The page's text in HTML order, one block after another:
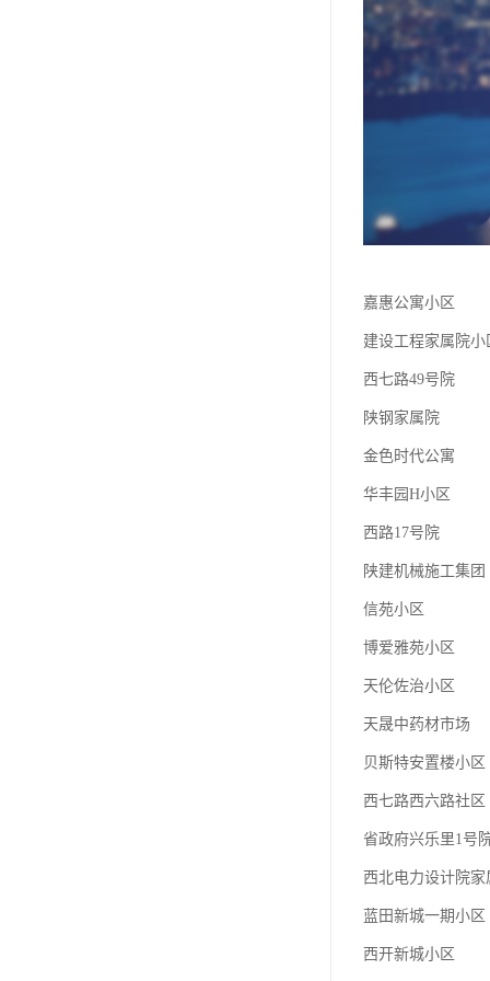
嘉惠公寓小区
建设工程家属院小
西七路49号院
陕钢家属院
金色时代公寓
华丰园H小区
西路17号院
陕建机械施工集团
信苑小区
博爱雅苑小区
天伦佐治小区
天晟中药材市场
贝斯特安置楼小区
西七路西六路社区
省政府兴乐里1号
西北电力设计院家
蓝田新城一期小区
西开新城小区